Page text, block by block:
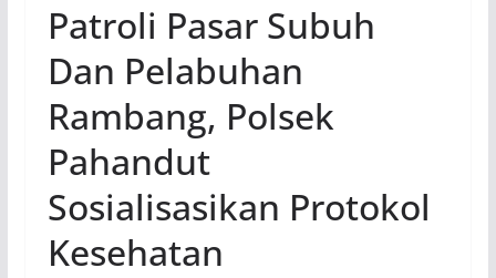
Patroli Pasar Subuh
Dan Pelabuhan
Rambang, Polsek
Pahandut
Sosialisasikan Protokol
Kesehatan